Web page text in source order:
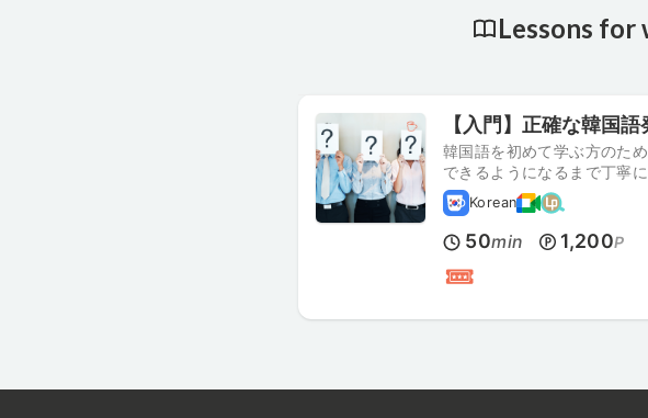
Lessons for
【入門】正確な韓国
韓国語を初めて学ぶ方のた
できるようになるまで丁寧
Korean
50min 1,200P